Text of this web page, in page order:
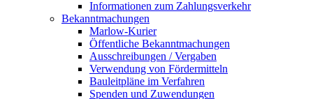
Informationen zum Zahlungsverkehr
Bekanntmachungen
Marlow-Kurier
Öffentliche Bekanntmachungen
Ausschreibungen / Vergaben
Verwendung von Fördermitteln
Bauleitpläne im Verfahren
Spenden und Zuwendungen